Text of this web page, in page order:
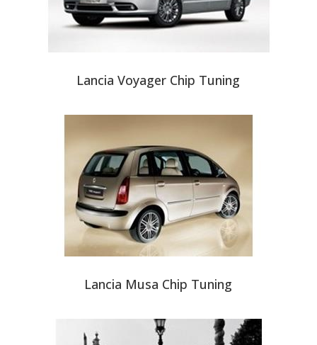
Lancia Voyager Chip Tuning
Lancia Musa Chip Tuning